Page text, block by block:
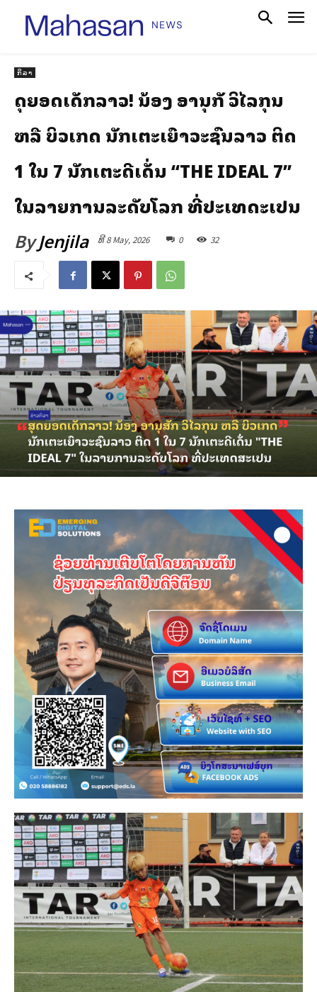
ກິລາ
ສຸດຍອດເດັກລາວ! ນ້ອງ ອານຸສັກ ວິໄລກຸນ
ຫລື ບິວເກດ ນັກເຕະເຍົາວະຊົນລາວ ຕິດ
1 ໃນ 7 ນັກເຕະດີເດັ່ນ “THE IDEAL 7”
ໃນລາຍການລະດັບໂລກ ທີ່ປະເທດສະເປນ
ByJenjila ທີ 8 May, 2026 0 32